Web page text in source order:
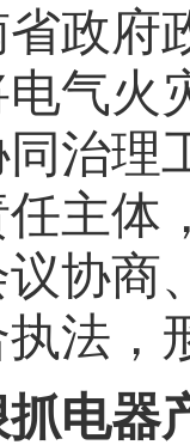
政府
气火
治理
主体
协商
执法，
电器